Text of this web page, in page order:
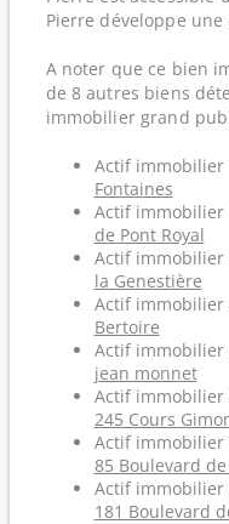
Pierre développe
A noter que ce bien
de 8 autres biens
immobilier grand
Actif immobilier
Fontaines
Actif immobilier
de Pont Royal
Actif immobilier
la Genestière
Actif immobilier
Bertoire
Actif immobilier
jean monnet
Actif immobilier
245 Cours
Actif immobilier
85 Boulevard
Actif immobilier
181 Boulevard